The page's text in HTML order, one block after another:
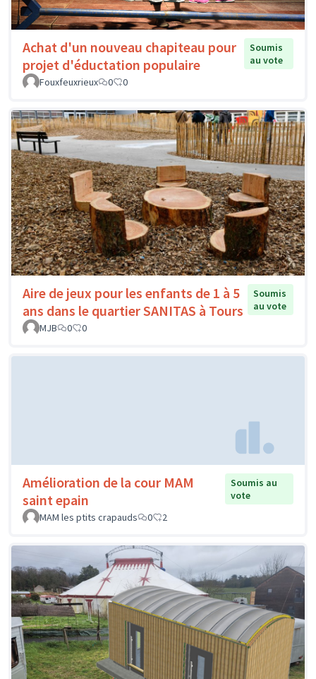
Achat d'un nouveau chapiteau pour
projet d'éductation populaire
Soumis
au vote
Fouxfeuxrieux
0 0
Aire de jeux pour les enfants de 1 à 5
ans dans le quartier SANITAS à Tours
Soumis
au vote
MJB
0 0
Amélioration de la cour MAM
saint epain
Soumis au
vote
MAM les ptits crapauds
0 2